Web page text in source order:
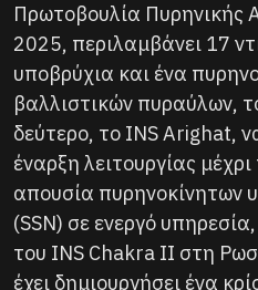
Πρωτοβουλία Πυρηνικής
2025, περιλαμβάνει 17
υποβρύχια και ένα
βαλλιστικών πυραύλων,
δεύτερο, το INS Arighat,
έναρξη λειτουργίας
απουσία πυρηνοκίνητων
(SSN) σε ενεργό
του INS Chakra II στη
έχει δημιουργήσει ένα